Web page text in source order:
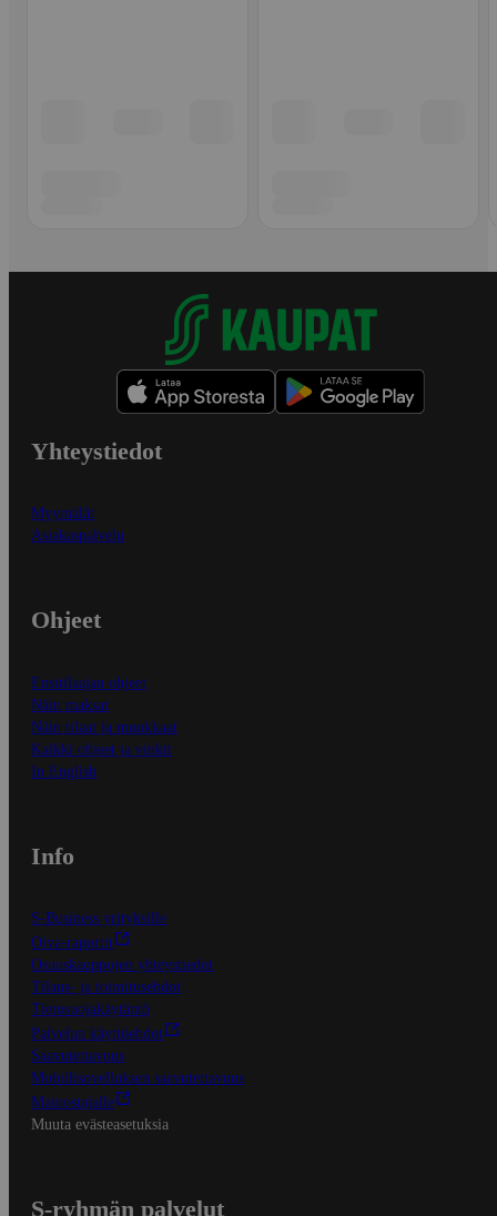
Yhteystiedot
Myymälät
Asiakaspalvelu
Ohjeet
Ensitilaajan ohjeet
Näin maksat
Näin tilaat ja muokkaat
Kaikki ohjeet ja vinkit
In English
Info
S-Business yrityksille
Oiva-raportit
Osuuskauppojen yhteystiedot
Tilaus- ja toimitusehdot
Tietosuojakäytäntö
Palvelun käyttöehdot
Saavutettavuus
Mobiilisovelluksen saavutettavuus
Mainostajalle
Muuta evästeasetuksia
S-ryhmän palvelut